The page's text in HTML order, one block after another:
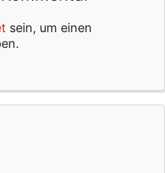
sein, um einen